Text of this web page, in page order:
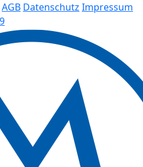
AGB Datenschutz Impressum